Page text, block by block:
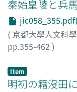
秦始皇陵と兵
( 京都大學人文科
pp.355-462 )
Item
明初の籍沒田